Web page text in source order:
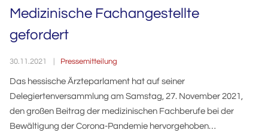
Medizinische Fachangestellte
gefordert
30.11.2021 Pressemitteilung
Das hessische Ärzteparlament hat auf seiner
Delegiertenversammlung am Samstag, 27. November 2021,
den großen Beitrag der medizinischen Fachberufe bei der
Bewältigung der Corona-Pandemie hervorgehoben…